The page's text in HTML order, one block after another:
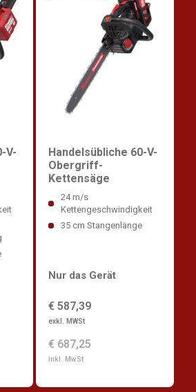
V-
Handelsübliche 60-V-
Obergriff-
Kettensäge
24 m/s
Kettengeschwindigkeit
35 cm Stangenlänge
€ 587,39
exkl. MWSt
€ 687,25
inkl. MwSt
Nur das Gerät